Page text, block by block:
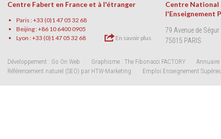
Centre Fabert en France et à l'étranger
Paris : +33 (0)1 47 05 32 68
Beijing : +86 10 6400 0905
Lyon : +33 (0)1 47 05 32 68
En savoir plus
Centre National
l'Enseignement
79 Avenue de Ségur
75015 PARIS
Développement : Go On Web Graphisme : The Fibonacci FACTORY
Annuaire
Référencement naturel (SEO) par HTW-Marketing
Emploi Enseignement